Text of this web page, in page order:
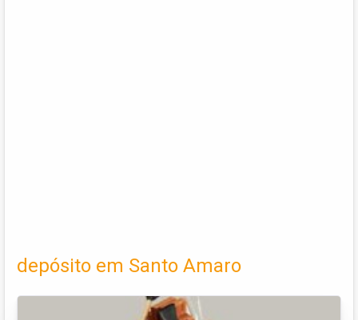
depósito em Santo Amaro